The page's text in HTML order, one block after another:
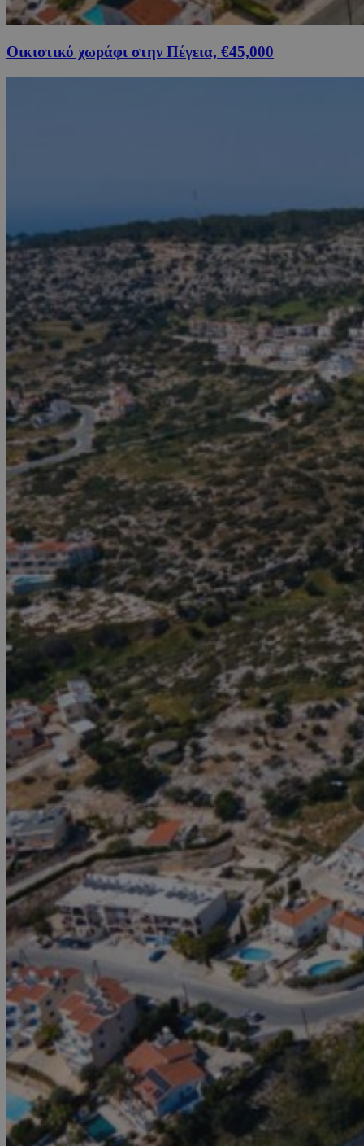
Οικιστικό χωράφι στην Πέγεια, €45,000